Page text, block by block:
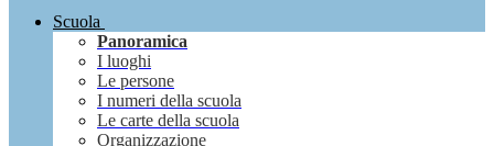
Scuola
Panoramica
I luoghi
Le persone
I numeri della scuola
Le carte della scuola
Organizzazione